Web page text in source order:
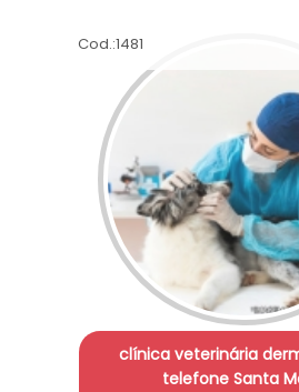
Cod.:1481
clínica veterinária
telefone Santa